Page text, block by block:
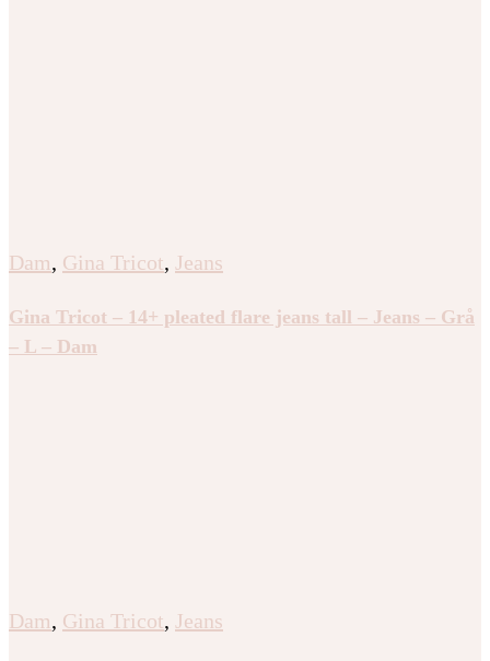
Dam, Gina Tricot, Jeans
Gina Tricot – 14+ pleated flare jeans tall – Jeans – Grå
– L – Dam
Dam, Gina Tricot, Jeans